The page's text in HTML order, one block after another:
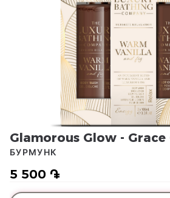
Glamorous Glow - Grace
5 500 ֏
БУРМУНК